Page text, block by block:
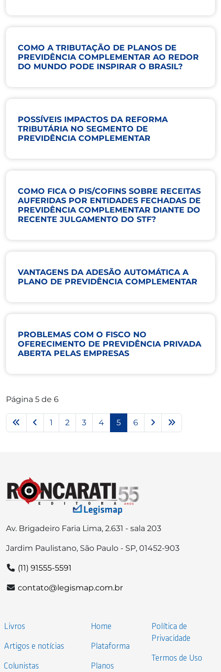
COMO A TRIBUTAÇÃO DE PLANOS DE
PREVIDÊNCIA COMPLEMENTAR AO REDOR
DO MUNDO PODE INSPIRAR O BRASIL?
POSSÍVEIS IMPACTOS DA REFORMA
TRIBUTÁRIA NO SEGMENTO DE
PREVIDÊNCIA COMPLEMENTAR
COMO FICA O PIS/COFINS SOBRE RECEITAS
AUFERIDAS POR ENTIDADES FECHADAS DE
PREVIDÊNCIA COMPLEMENTAR DIANTE DO
RECENTE JULGAMENTO DO STF?
VANTAGENS DA ADESÃO AUTOMÁTICA A
PLANO DE PREVIDÊNCIA COMPLEMENTAR
PROBLEMAS COM O FISCO NO
OFERECIMENTO DE PREVIDÊNCIA PRIVADA
ABERTA PELAS EMPRESAS
Página 5 de 6
1 2 3 4 5 6
Av. Brigadeiro Faria Lima, 2.631 - sala 203
Jardim Paulistano, São Paulo - SP, 01452-903
(11) 91555-5591
contato@legismap.com.br
Livros
Artigos e notícias
Colunistas
Home
Plataforma
Planos
Política de
Privacidade
Termos de Uso